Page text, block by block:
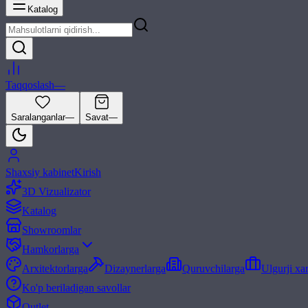
Katalog
Taqqoslash—
Saralanganlar— Savat—
Shaxsiy kabinetKirish
3D Vizualizator
Katalog
Showroomlar
Hamkorlarga
Arxitektorlarga
Dizaynerlarga Quruvchilarga
Ulgurji
Ko'p beriladigan savollar